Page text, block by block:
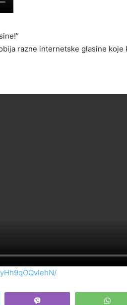
razne internetske glasine koje